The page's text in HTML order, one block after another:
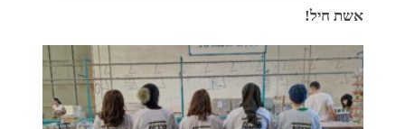
אשת חיל!